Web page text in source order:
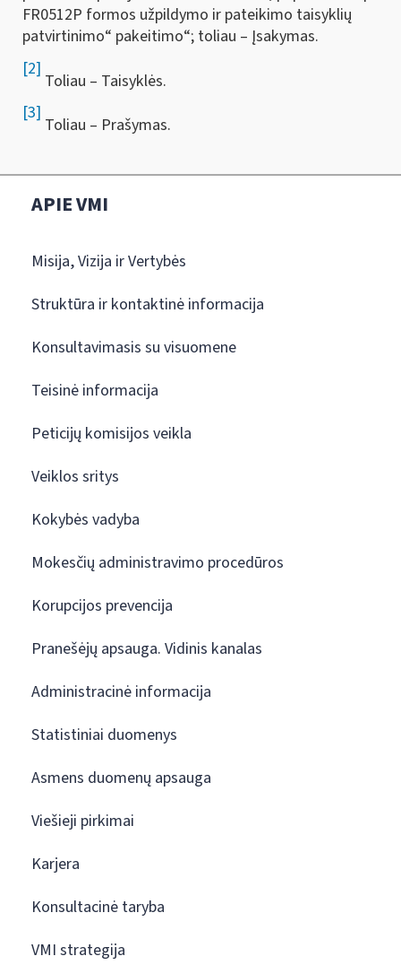
FR0512P formos užpildymo ir pateikimo taisyklių
patvirtinimo“ pakeitimo“; toliau – Įsakymas.
[2]
Toliau – Taisyklės.
[3]
Toliau – Prašymas.
APIE VMI
Misija, Vizija ir Vertybės
Struktūra ir kontaktinė informacija
Konsultavimasis su visuomene
Teisinė informacija
Peticijų komisijos veikla
Veiklos sritys
Kokybės vadyba
Mokesčių administravimo procedūros
Korupcijos prevencija
Pranešėjų apsauga. Vidinis kanalas
Administracinė informacija
Statistiniai duomenys
Asmens duomenų apsauga
Viešieji pirkimai
Karjera
Konsultacinė taryba
VMI strategija